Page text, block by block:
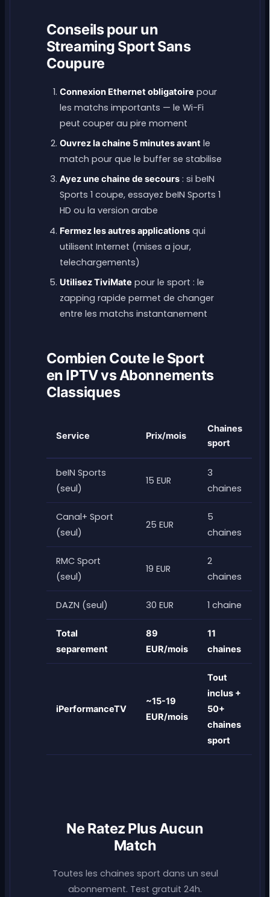
Conseils pour un
Streaming Sport Sans
Coupure
Connexion Ethernet obligatoire pour
les matchs importants — le Wi-Fi
peut couper au pire moment
Ouvrez la chaine 5 minutes avantle
match pour que le buffer se stabilise
Ayez une chaine de secours: si beIN
Sports 1 coupe, essayez beIN Sports 1
HD ou la version arabe
Fermez les autres applicationsqui
utilisent Internet (mises a jour,
telechargements)
Utilisez TiviMate pour le sport : le
zapping rapide permet de changer
entre les matchs instantanement
Combien Coute le Sport
en IPTV vs Abonnements
Classiques
Service Prix/mois
Chaines
sport
beIN Sports
(seul)
15 EUR
3
chaines
Canal+ Sport
(seul)
25 EUR
5
chaines
RMC Sport
(seul)
19 EUR
2
chaines
DAZN (seul) 30 EUR 1 chaine
Total
separement
89
EUR/mois
11
chaines
iPerformanceTV
~15-19
EUR/mois
Tout
inclus +
50+
chaines
sport
Ne Ratez Plus Aucun
Match
Toutes les chaines sport dans un seul
abonnement. Test gratuit 24h.